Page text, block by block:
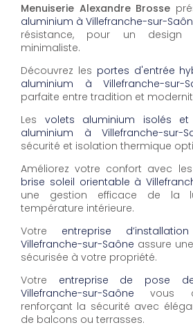
Menuiserie Alexandre Brosse
aluminium à Villefranche-sur-
résistance, pour un design
minimaliste.
Découvrez les portes d'entrée
aluminium à Villefranche-sur-
parfaite entre tradition et
Les volets aluminium isolés et
aluminium à Villefranche-sur-
sécurité et isolation thermique
Améliorez votre confort avec les
brise soleil orientable à
une gestion efficace de la
température intérieure.
Votre entreprise
Villefranche-sur-Saône assure
sécurisée à votre propriété.
Votre entreprise de pose
Villefranche-sur-Saône vous
renforçant la sécurité avec
de balcons ou terrasses.